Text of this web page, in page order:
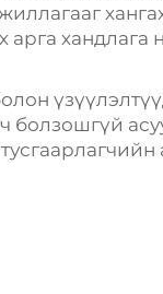
арга
болзошгүй